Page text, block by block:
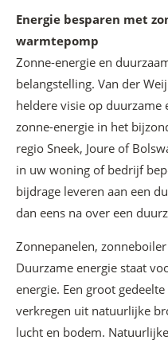
Energie besparen met
warmtepomp
Zonne-energie en
belangstelling. Van der
heldere visie op duurzame
zonne-energie in het
regio Sneek, Joure of
in uw woning of bedrijf
bijdrage leveren aan een
dan eens na over een
Zonnepanelen,
Duurzame energie staat
energie. Een groot
verkregen uit natuurlijke
lucht en bodem.